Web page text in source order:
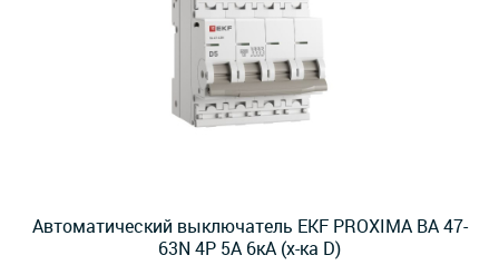
Автоматический выключатель EKF PROXIMA ВА 47-
63N 4Р 5А 6кА (х-ка D)